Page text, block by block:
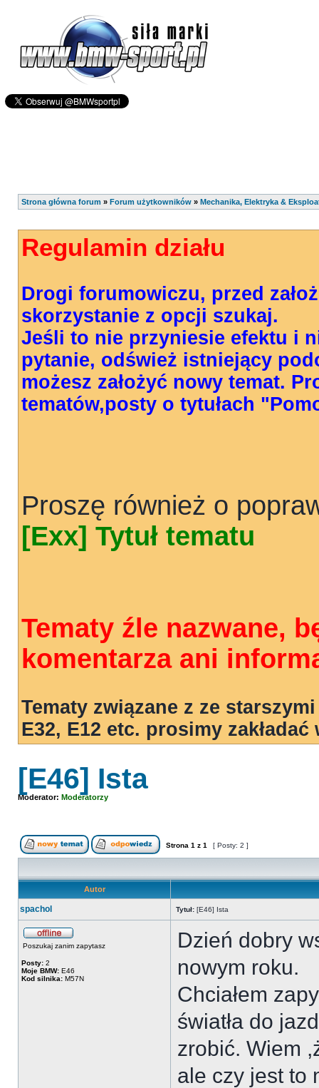
Strona główna forum » Forum użytkowników » Mechanika, Elektryka &
Regulamin działu
Drogi forumowiczu, przed
skorzystanie z opcji szukaj.
Jeśli to nie przyniesie efektu i
pytanie, odśwież istniejący
możesz założyć nowy temat.
tematów,posty o tytułach
Proszę również o
[Exx] Tytuł tematu
Tematy źle nazwane,
komentarza ani
Tematy związane z ze
E32, E12 etc. prosimy
[E46] Ista
Moderator: Moderatorzy
Strona 1 z 1 [ Posty: 2 ]
Autor
spachol Tytuł: [E46] Ista
Poszukaj zanim zapytasz
Posty: 2
Moje BMW: E46
Kod silnika: M57N
Dzień dobry
nowym roku.
Chciałem
światła do
zrobić. Wiem
ale czy jest to